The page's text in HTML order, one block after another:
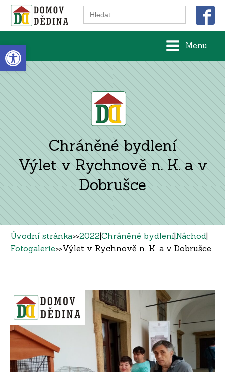
Open toolbar
Search
for:
Menu
Chráněné bydlení
Výlet v Rychnově n. K. a v
Dobrušce
Úvodní stránka>>2022|Chráněné bydlení|Náchod|
Fotogalerie>>Výlet v Rychnově n. K. a v Dobrušce